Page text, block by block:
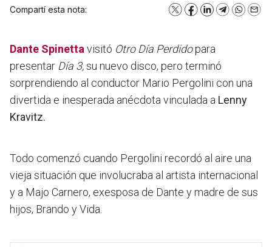
Compartí esta nota: X Facebook
LinkedInTelegram
Dante Spinetta visitó Otro Día Perdidopara
presentar Día 3,su nuevo disco, pero terminó
sorprendiendo al conductor Mario Pergolini con una
divertida e inesperada anécdota vinculada a Lenny
Kravitz.
Todo comenzó cuando Pergolini recordó al aire una
vieja situación que involucraba al artista internacional
y a Majo Carnero, exesposa de Dante y madre de sus
hijos, Brando y Vida.